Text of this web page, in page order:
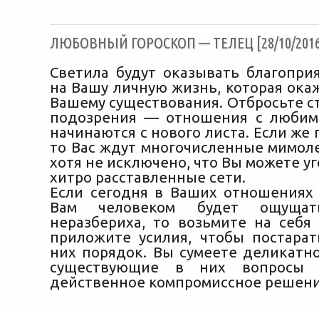
ЛЮБОВНЫЙ ГОРОСКОП — ТЕЛЕЦ [28/10/
Светила будут оказывать
на Вашу личную жизнь, которая
Вашему существования. Отбросьте
подозрения — отношения с
начинаются с нового листа. Если же
то Вас ждут многочисленные
хотя не исключено, что Вы можете
хитро расставленные сети.
Если сегодня в Ваших
Вам человеком будет
неразбериха, то возьмите на
приложите усилия, чтобы
них порядок. Вы сумеете
существующие в них
действенное компромиссное